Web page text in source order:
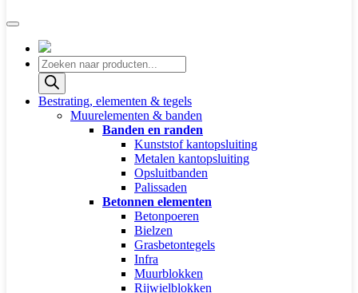
Producten
zoeken
Bestrating, elementen & tegels
Muurelementen & banden
Banden en randen
Kunststof kantopsluiting
Metalen kantopsluiting
Opsluitbanden
Palissaden
Betonnen elementen
Betonpoeren
Bielzen
Grasbetontegels
Infra
Muurblokken
Rijwielblokken